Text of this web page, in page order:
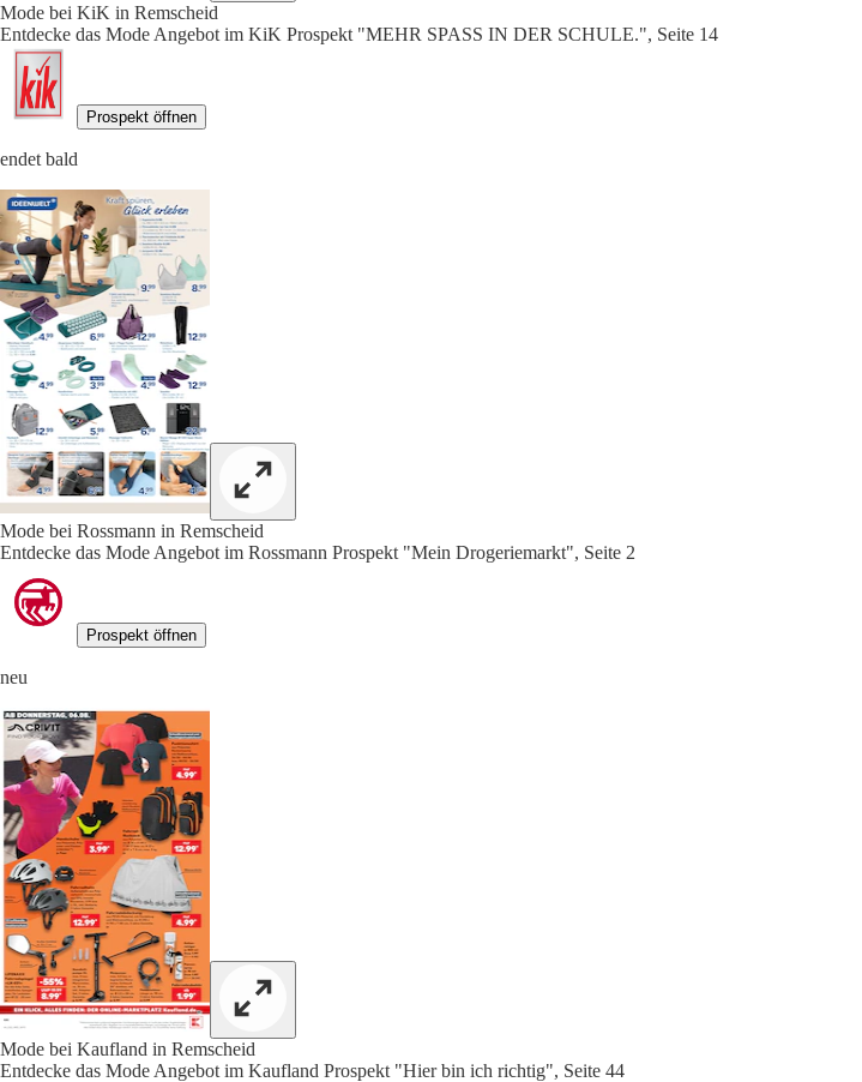
Mode bei KiK in Remscheid
Entdecke das Mode Angebot im KiK Prospekt "MEHR SPASS IN DER SCHULE.", Seite 14
Prospekt öffnen
endet bald
Mode bei Rossmann in Remscheid
Entdecke das Mode Angebot im Rossmann Prospekt "Mein Drogeriemarkt", Seite 2
Prospekt öffnen
neu
Mode bei Kaufland in Remscheid
Entdecke das Mode Angebot im Kaufland Prospekt "Hier bin ich richtig", Seite 44